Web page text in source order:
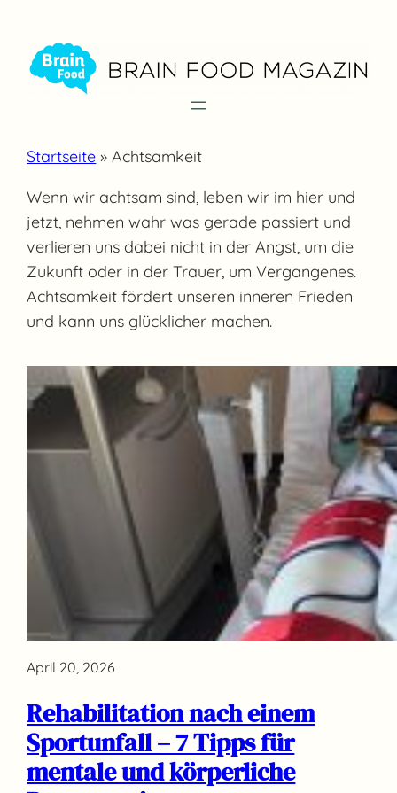
Inhalt
springen
Startseite »Achtsamkeit
Wenn wir achtsam sind, leben wir im hier und
jetzt, nehmen wahr was gerade passiert und
verlieren uns dabei nicht in der Angst, um die
Zukunft oder in der Trauer, um Vergangenes.
Achtsamkeit fördert unseren inneren Frieden
und kann uns glücklicher machen.
April 20, 2026
Rehabilitation nach einem
Sportunfall – 7 Tipps für
mentale und körperliche